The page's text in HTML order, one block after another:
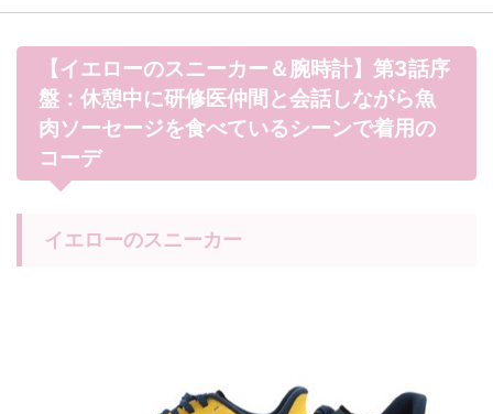
【イエローのスニーカー＆腕時計】第3話序
盤：休憩中に研修医仲間と会話しながら魚
肉ソーセージを食べているシーンで着用の
コーデ
イエローのスニーカー